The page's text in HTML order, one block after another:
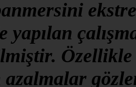
yapılan